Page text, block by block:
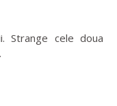
Strange cele doua